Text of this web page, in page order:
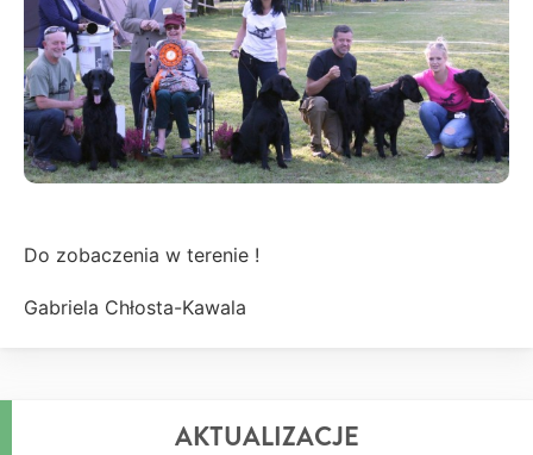
Do zobaczenia w terenie !
Gabriela Chłosta-Kawala
AKTUALIZACJE